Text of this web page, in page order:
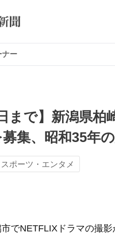
ナー
まで】新潟県
集、昭和35年
スポーツ・エンタメ
でNETFLIXドラマの撮